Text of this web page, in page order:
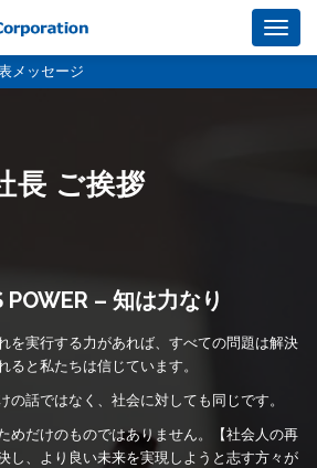
メッセージ
長 ご挨拶
POWER – 知は力なり
を実行する力があれば、すべての問題は解決
ると私たちは信じています。
の話ではなく、社会に対しても同じです。
めだけのものではありません。【社会人の再
し、より良い未来を実現しようと志す方々が